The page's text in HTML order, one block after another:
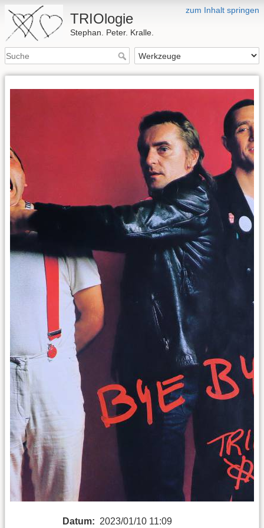
zum Inhalt springen
TRIOlogie
Stephan. Peter. Kralle.
Datum: 2023/01/10 11:09